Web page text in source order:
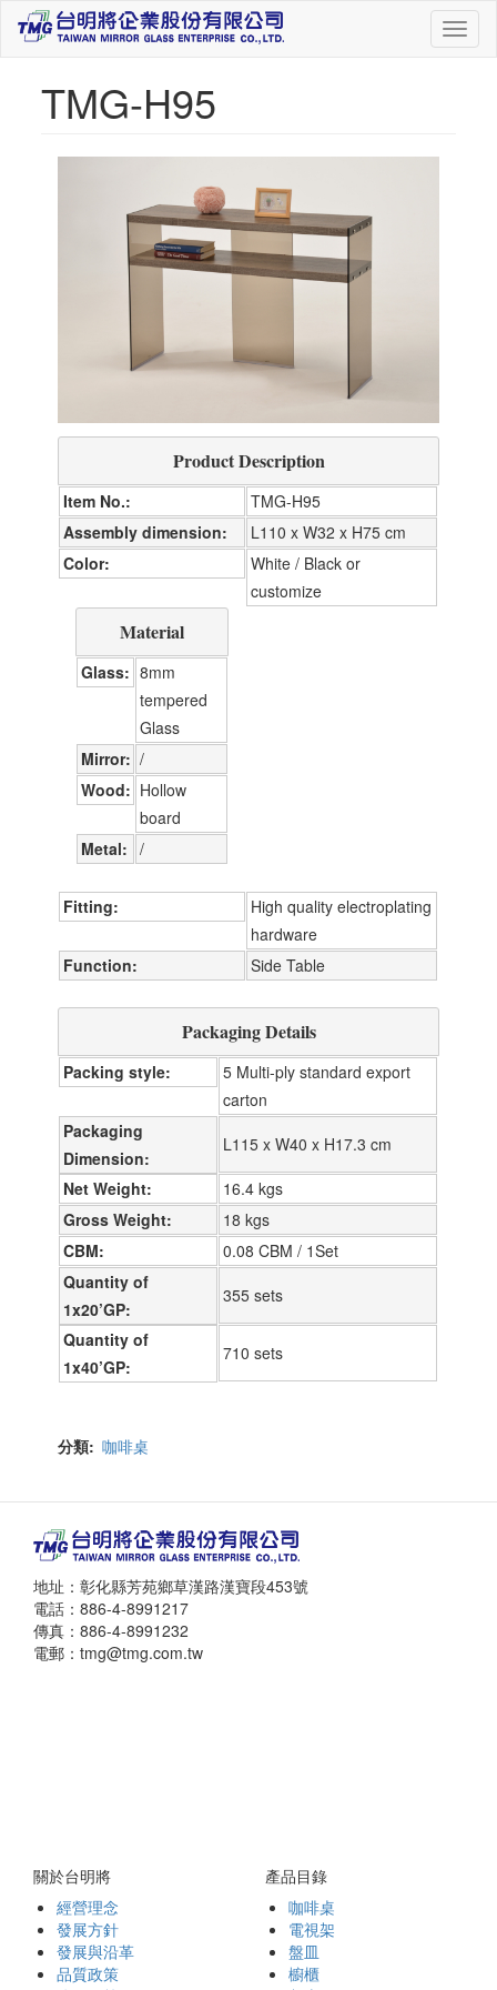
TMG-H95
Product Description
Item No.
TMG-H95
Assembly dimension
L110 x W32 x H75 cm
Color
White / Black or
customize
Material
Glass
8mm
tempered
Glass
Mirror
/
Wood
Hollow
board
Metal
/
Fitting
High quality electroplating
hardware
Function
Side Table
Packaging Details
Packing style
5 Multi-ply standard export
carton
Packaging
Dimension
L115 x W40 x H17.3 cm
Net Weight
16.4 kgs
Gross Weight
18 kgs
CBM
0.08 CBM / 1Set
Quantity of
1x20’GP
355 sets
Quantity of
1x40’GP
710 sets
分類 咖啡桌
地址：彰化縣芳苑鄉草漢路漢寶段453號
電話：886-4-8991217
傳真：886-4-8991232
電郵：tmg@tmg.com.tw
關於台明將
經營理念
發展方針
發展與沿革
品質政策
產品目錄
咖啡桌
電視架
盤皿
櫥櫃